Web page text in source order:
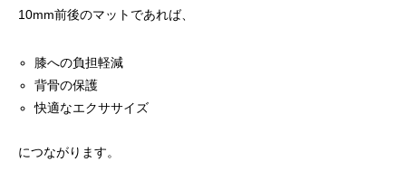
10mm前後のマットであれば、
膝への負担軽減
背骨の保護
快適なエクササイズ
につながります。